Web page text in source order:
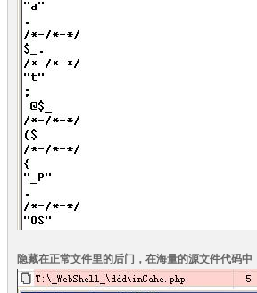
隐藏在正常文件里的后门，在海量的源文件代码